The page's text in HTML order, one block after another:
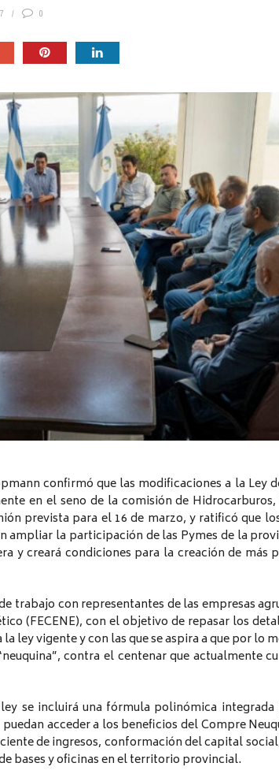
0
confirmó que las modificaciones a la Ley
en el seno de la comisión de
prevista para el 16 de marzo, y ratificó que
ampliar la participación de las Pymes de la
y creará condiciones para la creación de más
trabajo con representantes de las empresas
(FECENE), con el objetivo de repasar los
ley vigente y con las que se aspira a que por lo
contra el centenar que actualmente
se incluirá una fórmula polinómica
acceder a los beneficios del Compre
de ingresos, conformación del capital
bases y oficinas en el territorio provincial.